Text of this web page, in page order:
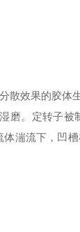
散效果的胶体
。定转子
湍流下，凹